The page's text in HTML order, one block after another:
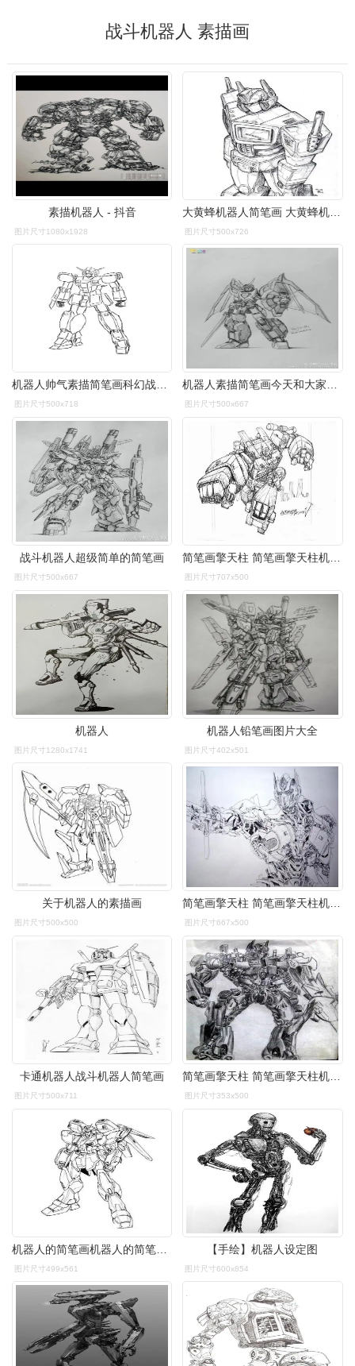
战斗机器人 素描画
素描机器人 - 抖音
图片尺寸1080x1928 图片尺寸500x726
机器人帅气素描简笔画科幻战斗机器人简笔画武装机器人怎么简笔画未来
图片尺寸500x718
机器人素描简笔画今天和大家分享一下画科幻战斗机器人的简笔画过程
图片尺寸500x667
战斗机器人超级简单的简笔画
图片尺寸500x667 图片尺寸707x500
机器人
图片尺寸1280x1741
机器人铅笔画图片大全
图片尺寸402x501
关于机器人的素描画
图片尺寸500x500
简笔画擎天柱 简笔画擎天柱机器人怎么画
图片尺寸667x500
卡通机器人战斗机器人简笔画
图片尺寸500x711 图片尺寸353x500
图片尺寸499x561
【手绘】机器人设定图
图片尺寸600x854